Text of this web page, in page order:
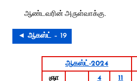
ஆண்டவரின் அருள்வாக்கு.
◄ ஆகஸ்ட் – 19
ஆகஸ்ட்-2024
ஞா
4 11